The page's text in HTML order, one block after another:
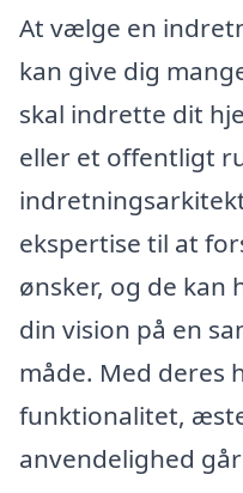
At vælge en
kan give dig
skal indrette dit
eller et offentligt
ekspertise til at
ønsker, og de kan
din vision på en
måde. Med deres
funktionalitet,
anvendelighed